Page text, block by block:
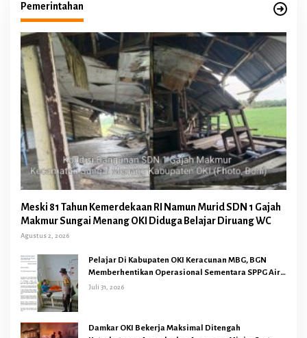
Pemerintahan
Meski 81 Tahun Kemerdekaan RI Namun Murid SDN 1 Gajah
Makmur Sungai Menang OKI Diduga Belajar Diruang WC
Agustus 2, 2026
Pelajar Di Kabupaten OKI Keracunan MBG, BGN
Memberhentikan Operasional Sementara SPPG Air
Sugihan Bandar Jaya
Juli 31, 2026
Damkar OKI Bekerja Maksimal Ditengah